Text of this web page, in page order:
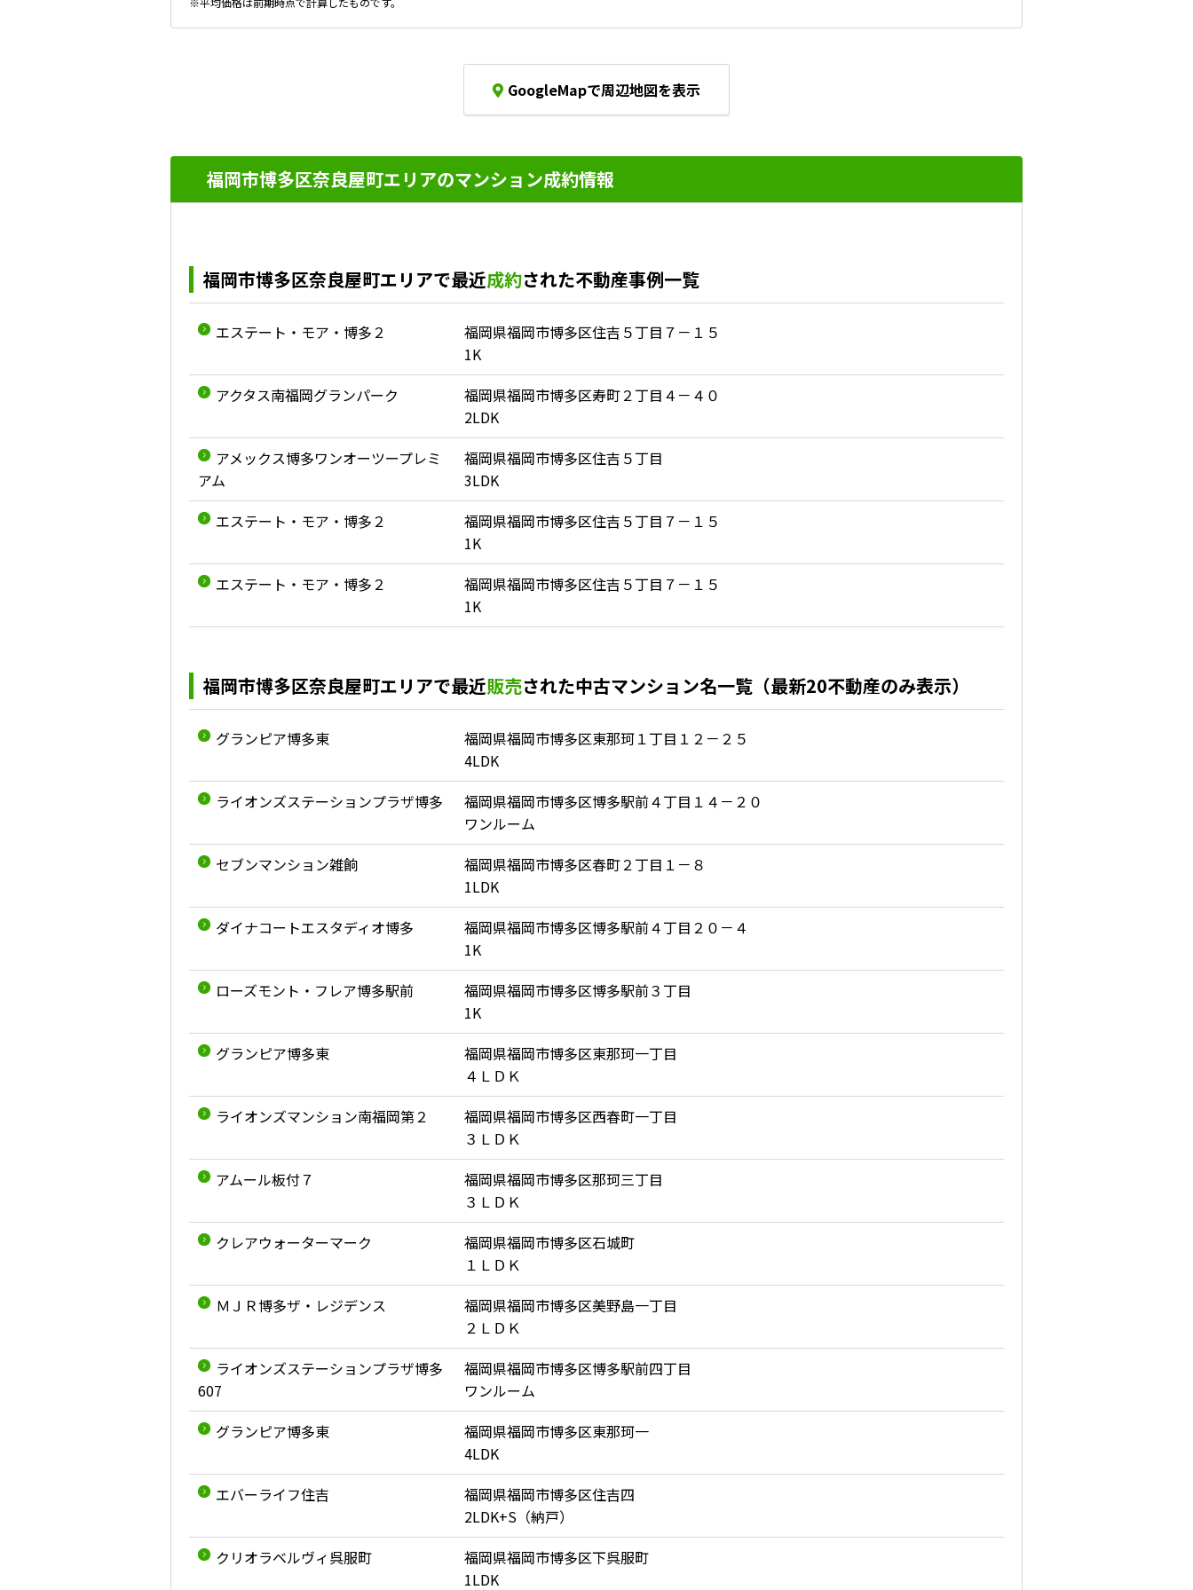
GoogleMapで周辺地図を表示
福岡市博多区奈良屋町エリアのマンション成約情報
福岡市博多区奈良屋町エリアで最近成約された不動産事例一覧
エステート・モア・博多２
福岡県福岡市博多区住吉５丁目７－１５
1K
アクタス南福岡グランパーク
福岡県福岡市博多区寿町２丁目４－４０
2LDK
アメックス博多ワンオーツープレミ
アム
福岡県福岡市博多区住吉５丁目
3LDK
エステート・モア・博多２
福岡県福岡市博多区住吉５丁目７－１５
1K
エステート・モア・博多２
福岡県福岡市博多区住吉５丁目７－１５
1K
福岡市博多区奈良屋町エリアで最近販売された中古マンション名一覧（最新20不動産のみ表示）
グランピア博多東
福岡県福岡市博多区東那珂１丁目１２－２５
4LDK
ライオンズステーションプラザ博多
福岡県福岡市博多区博多駅前４丁目１４－２０
ワンルーム
セブンマンション雑餉
福岡県福岡市博多区春町２丁目１－８
1LDK
ダイナコートエスタディオ博多
福岡県福岡市博多区博多駅前４丁目２０－４
1K
ローズモント・フレア博多駅前
福岡県福岡市博多区博多駅前３丁目
1K
グランピア博多東
福岡県福岡市博多区東那珂一丁目
４ＬＤＫ
ライオンズマンション南福岡第２
福岡県福岡市博多区西春町一丁目
３ＬＤＫ
アムール板付７
福岡県福岡市博多区那珂三丁目
３ＬＤＫ
クレアウォーターマーク
福岡県福岡市博多区石城町
１ＬＤＫ
ＭＪＲ博多ザ・レジデンス
福岡県福岡市博多区美野島一丁目
２ＬＤＫ
ライオンズステーションプラザ博多
607
福岡県福岡市博多区博多駅前四丁目
ワンルーム
グランピア博多東
福岡県福岡市博多区東那珂一
4LDK
エバーライフ住吉
福岡県福岡市博多区住吉四
2LDK+S（納戸）
クリオラベルヴィ呉服町
福岡県福岡市博多区下呉服町
1LDK